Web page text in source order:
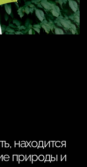
находится
природы и